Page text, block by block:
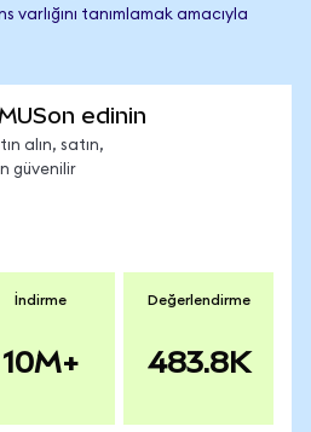
tanımlamak amacıyla
edinin
alın, satın,
güvenilir
İndirme
10M+
Değerlendirme
483.8K